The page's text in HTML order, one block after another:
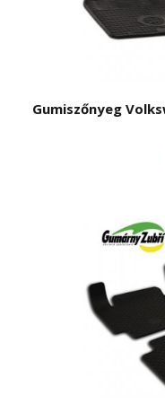
Gumiszőnyeg